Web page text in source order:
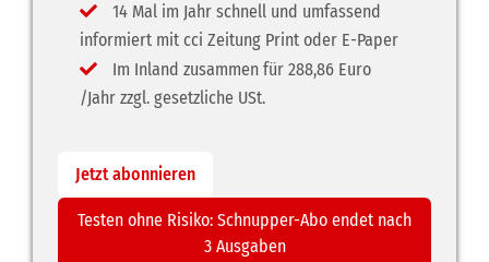
14 Mal im Jahr schnell und umfassend
informiert mit cci Zeitung Print oder E-Paper
Im Inland zusammen für 288,86 Euro
/Jahr zzgl. gesetzliche USt.
Jetzt abonnieren
Testen ohne Risiko: Schnupper-Abo endet nach
3 Ausgaben